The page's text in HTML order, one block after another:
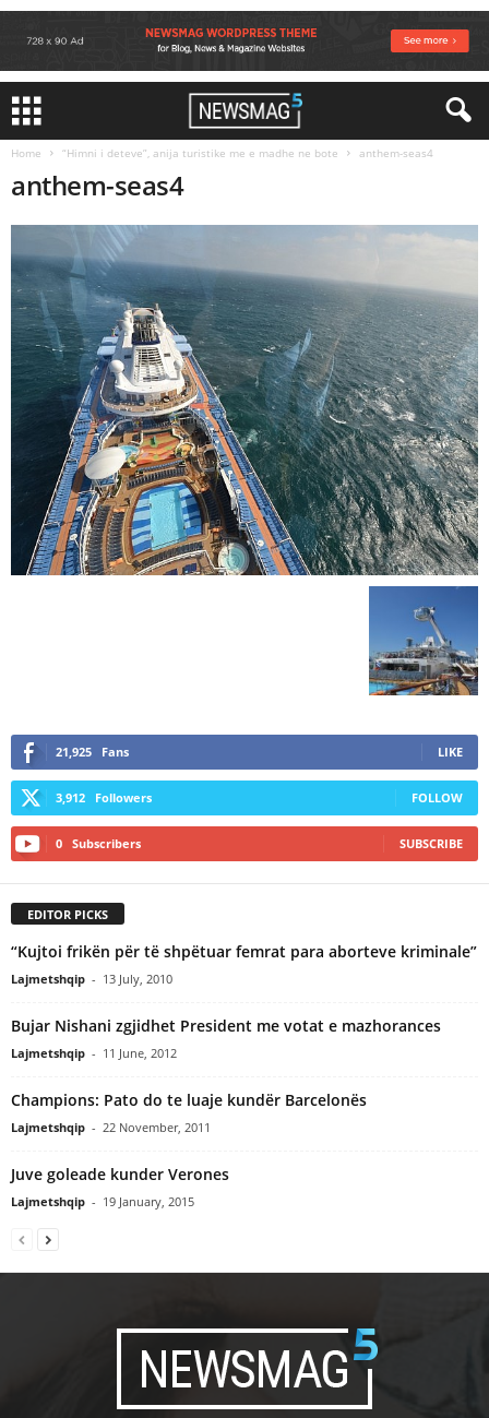
Home “Himni i deteve”, anija turistike me e madhe ne bote anthem-seas4
anthem-seas4
21,925 Fans LIKE
3,912 Followers FOLLOW
0 Subscribers SUBSCRIBE
EDITOR PICKS
“Kujtoi frikën për të shpëtuar femrat para aborteve kriminale”
Lajmetshqip - 13 July, 2010
Bujar Nishani zgjidhet President me votat e mazhorances
Lajmetshqip - 11 June, 2012
Champions: Pato do te luaje kundër Barcelonës
Lajmetshqip - 22 November, 2011
Juve goleade kunder Verones
Lajmetshqip - 19 January, 2015